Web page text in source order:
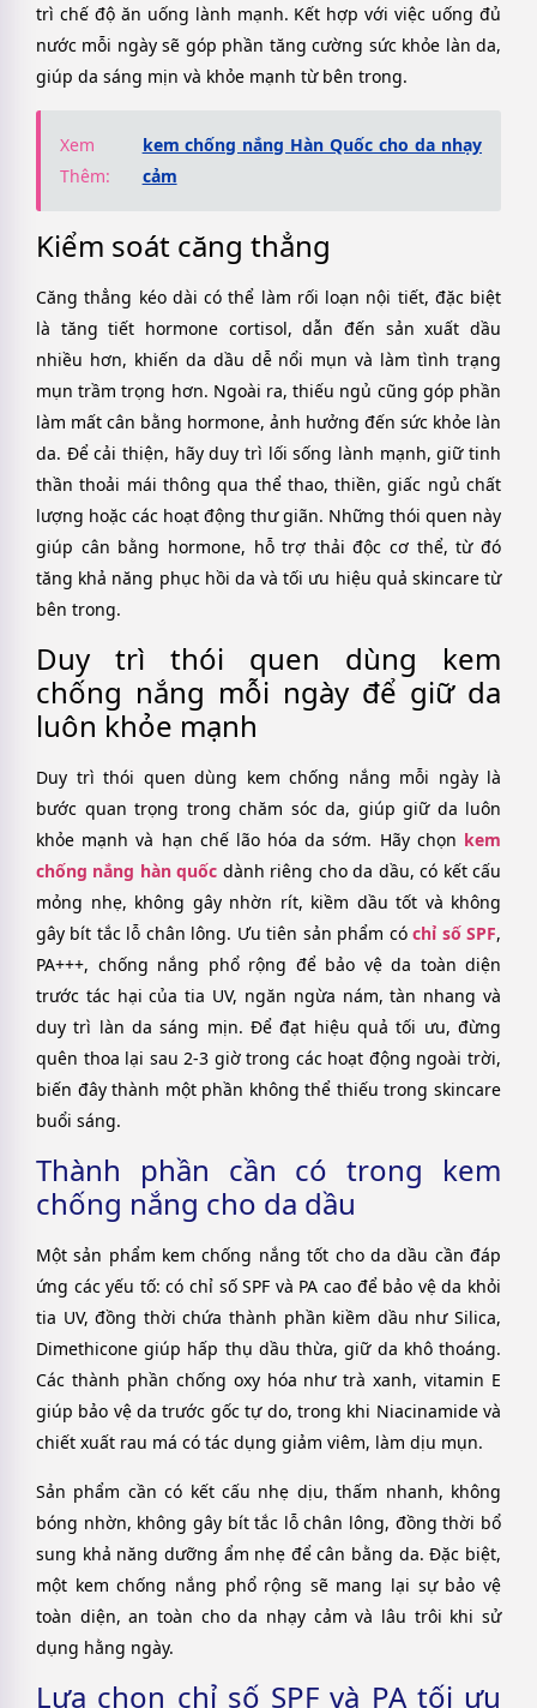
trì chế độ ăn uống lành mạnh. Kết hợp với việc uống đủ
nước mỗi ngày sẽ góp phần tăng cường sức khỏe làn da,
giúp da sáng mịn và khỏe mạnh từ bên trong.
Xem
Thêm:
kem chống nắng Hàn Quốc cho da nhạy
cảm
Kiểm soát căng thẳng
Căng thẳng kéo dài có thể làm rối loạn nội tiết, đặc biệt
là tăng tiết hormone cortisol, dẫn đến sản xuất dầu
nhiều hơn, khiến da dầu dễ nổi mụn và làm tình trạng
mụn trầm trọng hơn. Ngoài ra, thiếu ngủ cũng góp phần
làm mất cân bằng hormone, ảnh hưởng đến sức khỏe làn
da. Để cải thiện, hãy duy trì lối sống lành mạnh, giữ tinh
thần thoải mái thông qua thể thao, thiền, giấc ngủ chất
lượng hoặc các hoạt động thư giãn. Những thói quen này
giúp cân bằng hormone, hỗ trợ thải độc cơ thể, từ đó
tăng khả năng phục hồi da và tối ưu hiệu quả skincare từ
bên trong.
Duy trì thói quen dùng kem
chống nắng mỗi ngày để giữ da
luôn khỏe mạnh
Duy trì thói quen dùng kem chống nắng mỗi ngày là
bước quan trọng trong chăm sóc da, giúp giữ da luôn
khỏe mạnh và hạn chế lão hóa da sớm. Hãy chọn kem
chống nắng hàn quốc dành riêng cho da dầu, có kết cấu
mỏng nhẹ, không gây nhờn rít, kiềm dầu tốt và không
gây bít tắc lỗ chân lông. Ưu tiên sản phẩm cóchỉ số SPF,
PA+++, chống nắng phổ rộng để bảo vệ da toàn diện
trước tác hại của tia UV, ngăn ngừa nám, tàn nhang và
duy trì làn da sáng mịn. Để đạt hiệu quả tối ưu, đừng
quên thoa lại sau 2-3 giờ trong các hoạt động ngoài trời,
biến đây thành một phần không thể thiếu trong skincare
buổi sáng.
Thành phần cần có trong kem
chống nắng cho da dầu
Một sản phẩm kem chống nắng tốt cho da dầu cần đáp
ứng các yếu tố: có chỉ số SPF và PA cao để bảo vệ da khỏi
tia UV, đồng thời chứa thành phần kiềm dầu như Silica,
Dimethicone giúp hấp thụ dầu thừa, giữ da khô thoáng.
Các thành phần chống oxy hóa như trà xanh, vitamin E
giúp bảo vệ da trước gốc tự do, trong khi Niacinamide và
chiết xuất rau má có tác dụng giảm viêm, làm dịu mụn.
Sản phẩm cần có kết cấu nhẹ dịu, thấm nhanh, không
bóng nhờn, không gây bít tắc lỗ chân lông, đồng thời bổ
sung khả năng dưỡng ẩm nhẹ để cân bằng da. Đặc biệt,
một kem chống nắng phổ rộng sẽ mang lại sự bảo vệ
toàn diện, an toàn cho da nhạy cảm và lâu trôi khi sử
dụng hằng ngày.
Lựa chọn chỉ số SPF và PA tối ưu